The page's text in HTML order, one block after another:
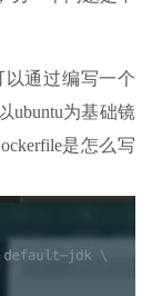
以通过编写一个
ubuntu为基础镜
是怎么写